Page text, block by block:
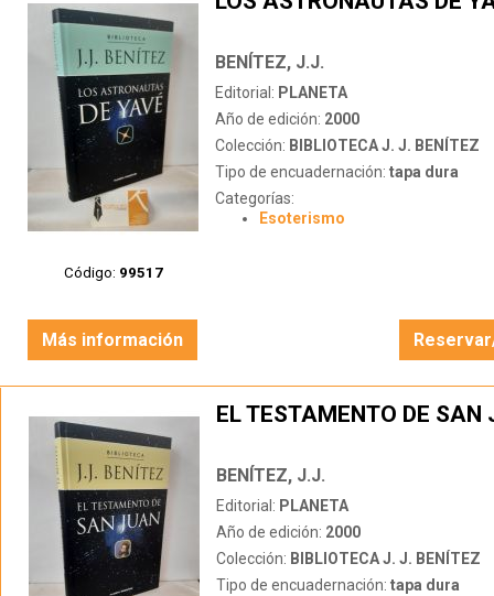
Código: 99517
BENÍTEZ, J.J.
Editorial: PLANETA
Año de edición: 2000
Colección: BIBLIOTECA J. J. BENÍTEZ
Tipo de encuadernación: tapa dura
Categorías:
Esoterismo
Más información
EL TESTAMENTO DE SAN
BENÍTEZ, J.J.
Editorial: PLANETA
Año de edición: 2000
Colección: BIBLIOTECA J. J. BENÍTEZ
Tipo de encuadernación: tapa dura